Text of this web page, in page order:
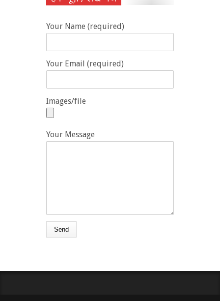
Your Name (required)
Your Email (required)
Images/file
Your Message